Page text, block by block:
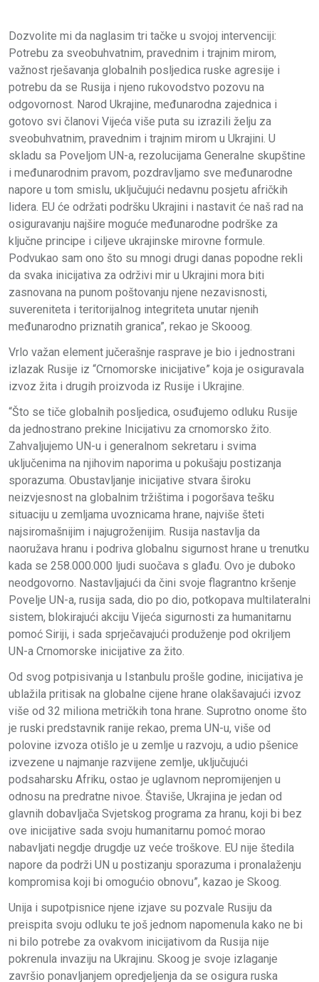
Dozvolite mi da naglasim tri tačke u svojoj intervenciji:
Potrebu za sveobuhvatnim, pravednim i trajnim mirom,
važnost rješavanja globalnih posljedica ruske agresije i
potrebu da se Rusija i njeno rukovodstvo pozovu na
odgovornost. Narod Ukrajine, međunarodna zajednica i
gotovo svi članovi Vijeća više puta su izrazili želju za
sveobuhvatnim, pravednim i trajnim mirom u Ukrajini. U
skladu sa Poveljom UN-a, rezolucijama Generalne skupštine
i međunarodnim pravom, pozdravljamo sve međunarodne
napore u tom smislu, uključujući nedavnu posjetu afričkih
lidera. EU će održati podršku Ukrajini i nastavit će naš rad na
osiguravanju najšire moguće međunarodne podrške za
ključne principe i ciljeve ukrajinske mirovne formule.
Podvukao sam ono što su mnogi drugi danas popodne rekli
da svaka inicijativa za održivi mir u Ukrajini mora biti
zasnovana na punom poštovanju njene nezavisnosti,
suvereniteta i teritorijalnog integriteta unutar njenih
međunarodno priznatih granica”, rekao je Skooog.
Vrlo važan element jučerašnje rasprave je bio i jednostrani
izlazak Rusije iz “Crnomorske inicijative” koja je osiguravala
izvoz žita i drugih proizvoda iz Rusije i Ukrajine.
“Što se tiče globalnih posljedica, osuđujemo odluku Rusije
da jednostrano prekine Inicijativu za crnomorsko žito.
Zahvaljujemo UN-u i generalnom sekretaru i svima
uključenima na njihovim naporima u pokušaju postizanja
sporazuma. Obustavljanje inicijative stvara široku
neizvjesnost na globalnim tržištima i pogoršava tešku
situaciju u zemljama uvoznicama hrane, najviše šteti
najsiromašnijim i najugroženijim. Rusija nastavlja da
naoružava hranu i podriva globalnu sigurnost hrane u trenutku
kada se 258.000.000 ljudi suočava s glađu. Ovo je duboko
neodgovorno. Nastavljajući da čini svoje flagrantno kršenje
Povelje UN-a, rusija sada, dio po dio, potkopava multilateralni
sistem, blokirajući akciju Vijeća sigurnosti za humanitarnu
pomoć Siriji, i sada sprječavajući produženje pod okriljem
UN-a Crnomorske inicijative za žito.
Od svog potpisivanja u Istanbulu prošle godine, inicijativa je
ublažila pritisak na globalne cijene hrane olakšavajući izvoz
više od 32 miliona metričkih tona hrane. Suprotno onome što
je ruski predstavnik ranije rekao, prema UN-u, više od
polovine izvoza otišlo je u zemlje u razvoju, a udio pšenice
izvezene u najmanje razvijene zemlje, uključujući
podsaharsku Afriku, ostao je uglavnom nepromijenjen u
odnosu na predratne nivoe. Štaviše, Ukrajina je jedan od
glavnih dobavljača Svjetskog programa za hranu, koji bi bez
ove inicijative sada svoju humanitarnu pomoć morao
nabavljati negdje drugdje uz veće troškove. EU nije štedila
napore da podrži UN u postizanju sporazuma i pronalaženju
kompromisa koji bi omogućio obnovu”, kazao je Skoog.
Unija i supotpisnice njene izjave su pozvale Rusiju da
preispita svoju odluku te još jednom napomenula kako ne bi
ni bilo potrebe za ovakvom inicijativom da Rusija nije
pokrenula invaziju na Ukrajinu. Skoog je svoje izlaganje
završio ponavljanjem opredjeljenja da se osigura ruska